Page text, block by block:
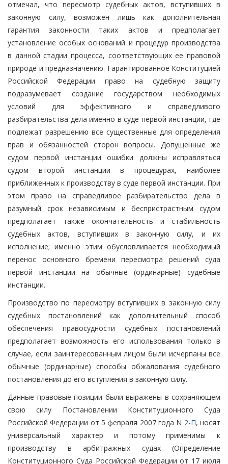
отмечал, что пересмотр судебных актов, вступивших в
законную силу, возможен лишь как дополнительная
гарантия законности таких актов и предполагает
установление особых оснований и процедур производства
в данной стадии процесса, соответствующих ее правовой
природе и предназначению. Гарантированное Конституцией
Российской Федерации право на судебную защиту
подразумевает создание государством необходимых
условий для эффективного и справедливого
разбирательства дела именно в суде первой инстанции, где
подлежат разрешению все существенные для определения
прав и обязанностей сторон вопросы. Допущенные же
судом первой инстанции ошибки должны исправляться
судом второй инстанции в процедурах, наиболее
приближенных к производству в суде первой инстанции. При
этом право на справедливое разбирательство дела в
разумный срок независимым и беспристрастным судом
предполагает также окончательность и стабильность
судебных актов, вступивших в законную силу, и их
исполнение; именно этим обусловливается необходимый
перенос основного бремени пересмотра решений суда
первой инстанции на обычные (ординарные) судебные
инстанции.
Производство по пересмотру вступивших в законную силу
судебных постановлений как дополнительный способ
обеспечения правосудности судебных постановлений
предполагает возможность его использования только в
случае, если заинтересованным лицом были исчерпаны все
обычные (ординарные) способы обжалования судебного
постановления до его вступления в законную силу.
Данные правовые позиции были выражены в сохраняющем
свою силу Постановлении Конституционного Суда
Российской Федерации от 5 февраля 2007 года N 2-П, носят
универсальный характер и потому применимы к
производству в арбитражных судах (Определение
Конституционного Суда Российской Федерации от 17 июля